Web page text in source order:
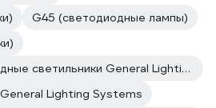
G45 (светодиодные лампы)
Светодиодные накладные светильники General Lighting Systems
Lighting Systems